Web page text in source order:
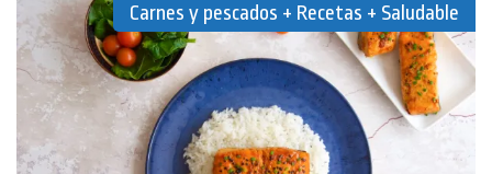
Carnes y pescados + Recetas + Saludable